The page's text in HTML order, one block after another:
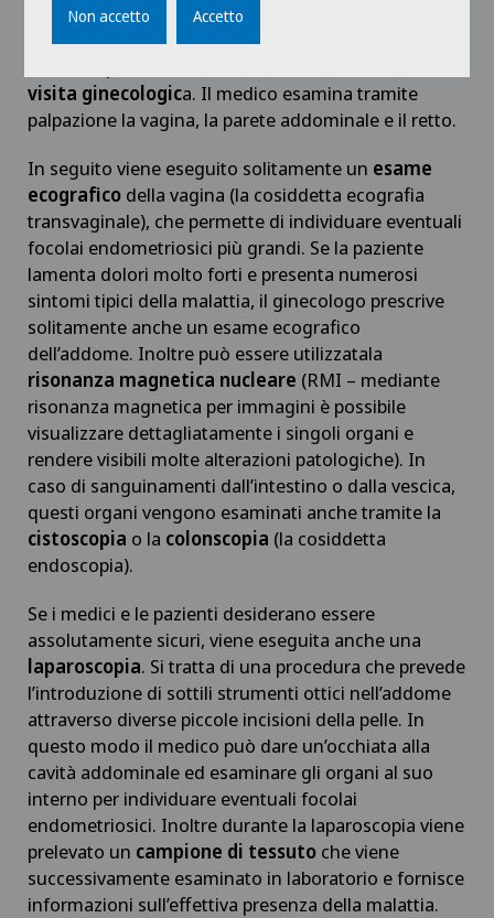
Condizionamento fisico
Conflitto femoro-acetabolare
Consulenza nutrizionale
Consulti oculistici
Cura intermedia IMC
Curvatura del pene
Curvatura della cornea (astigmatismo)
Da Vinci
Densitometria
Dermatologia e venereologia
Dermatologia estetica e correttiva
Dermopigmentazione medica
Diabetologia
ginecologo. La prima fase consiste nell’
ossia la storia clinica della paziente. Dopo avere
visita ginecologica. Il medico esamina tramite
palpazione la vagina, la parete addominale e il retto.
In seguito viene eseguito solitamente un esame
ecografico della vagina (la cosiddetta ecografia
transvaginale), che permette di individuare eventuali
focolai endometriosici più grandi. Se la paziente
lamenta dolori molto forti e presenta numerosi
sintomi tipici della malattia, il ginecologo prescrive
solitamente anche un esame ecografico
dell’addome. Inoltre può essere utilizzatala
risonanza magnetica nucleare (RMI – mediante
risonanza magnetica per immagini è possibile
visualizzare dettagliatamente i singoli organi e
rendere visibili molte alterazioni patologiche). In
caso di sanguinamenti dall’intestino o dalla vescica,
questi organi vengono esaminati anche tramite la
cistoscopia o la colonscopia (la cosiddetta
endoscopia).
Se i medici e le pazienti desiderano essere
assolutamente sicuri, viene eseguita anche una
laparoscopia. Si tratta di una procedura che prevede
l’introduzione di sottili strumenti ottici nell’addome
attraverso diverse piccole incisioni della pelle. In
questo modo il medico può dare un’occhiata alla
cavità addominale ed esaminare gli organi al suo
interno per individuare eventuali focolai
endometriosici. Inoltre durante la laparoscopia viene
prelevato un campione di tessuto che viene
successivamente esaminato in laboratorio e fornisce
informazioni sull’effettiva presenza della malattia.
Non accetto Accetto